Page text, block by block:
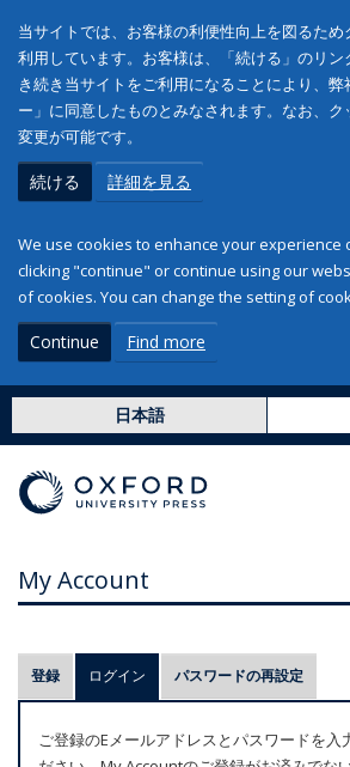
当サイトでは、お客様の利便性向上を図るた
利用しています。お客様は、「続ける」のリン
き続き当サイトをご利用になることにより、
ー」に同意したものとみなされます。なお、
変更が可能です。
続ける 詳細を見る
We use cookies to enhance your experience
clicking "continue" or continue using our
of cookies. You can change the setting of
Continue Find more
日本語
My Account
プ
ラ
登録 ログイン (アクティブなタブ)
パスワードの再設定
ご登録のEメールアドレスとパスワードを入